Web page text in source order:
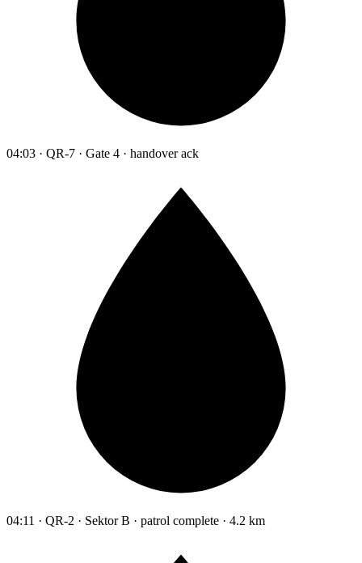
04:03 · QR-7 · Gate 4 · handover ack
04:11 · QR-2 · Sektor B · patrol complete · 4.2 km